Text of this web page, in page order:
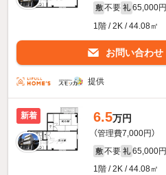
敷 不要 礼 65,000円
1階 / 2K / 44.08㎡
お問い合わせ
提供
新着 6.5万円
（管理費7,000円）
敷 不要 礼 65,000円
1階 / 2K / 44.08㎡